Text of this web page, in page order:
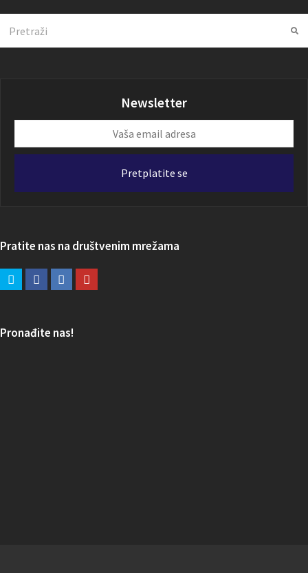
Newsletter
email
Pretplatite se
Pratite nas na društvenim mrežama
Pronađite nas!